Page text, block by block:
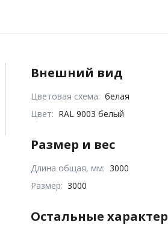
Внешний вид
Цветовая схема: белая
Цвет: RAL 9003 белый
Размер и вес
Длина общая, мм: 3000
Размер: 3000
Остальные